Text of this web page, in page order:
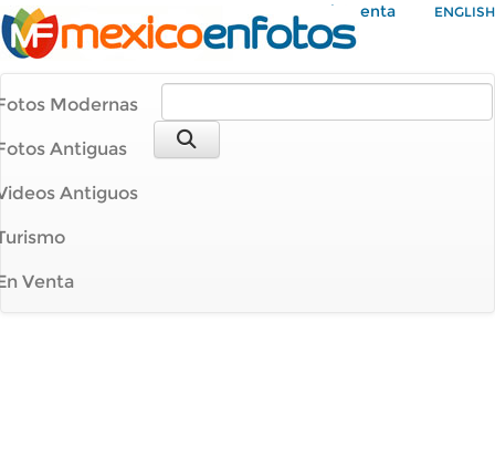
Mi Cuenta ENGLISH
Modernas
Antiguas
Antiguos
Venta